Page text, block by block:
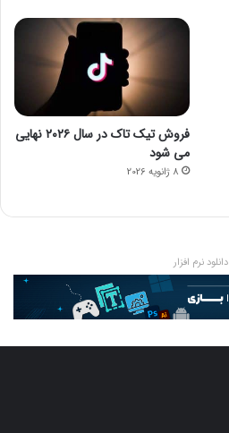
فروش تیک تاک در سال ۲۰۲۶ نهایی
می شود
8 ژانویه 2026
دانلود نرم افزار